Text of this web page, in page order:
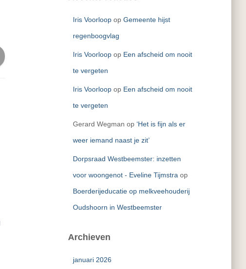
Iris Voorloopop Gemeente hijst
regenboogvlag
Iris Voorloopop Een afscheid om nooit
te vergeten
Iris Voorloopop Een afscheid om nooit
te vergeten
Gerard Wegman op ‘Het is fijn als er
weer iemand naast je zit’
Dorpsraad Westbeemster: inzetten
voor woongenot - Eveline Tijmstra op
Boerderijeducatie op melkveehouderij
Oudshoorn in Westbeemster
Archieven
januari 2026